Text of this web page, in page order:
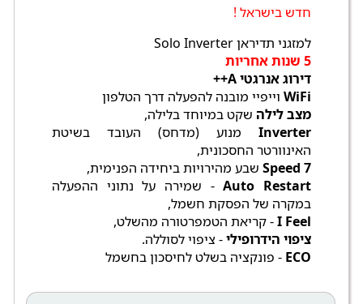
חדש בישראל !
למזגני תדיראן Solo Inverter
5 שנות אחריות
דירוג אנרגטי A++
WiFi וייפיי מובנה להפעלה דרך הטלפון
מצב לילה שקט במיוחד בלילה,
Inverter מנוע (מדחס) העובד בשיטת
האינוורטר החסכונית,
7 Speed
שבע מהירויות ביחידה הפנימית,
Auto Restart- שמירה על נתוני ההפעלה
במקרה של הפסקת חשמל,
I Feel- קריאת הטמפרטורה מהשלט,
ציפוי הידרופילי- ציפוי לסוללה.
ECO - פונקציה בשלט לחיסכון בחשמל